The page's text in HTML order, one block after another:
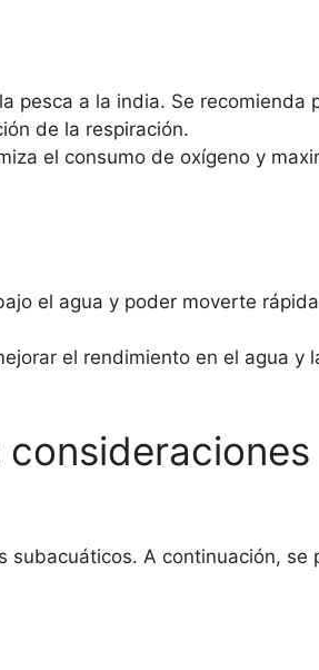
pesca a la india. Se recomienda
de la respiración.
el consumo de oxígeno y
el agua y poder moverte
el rendimiento en el agua y
A continuación, se